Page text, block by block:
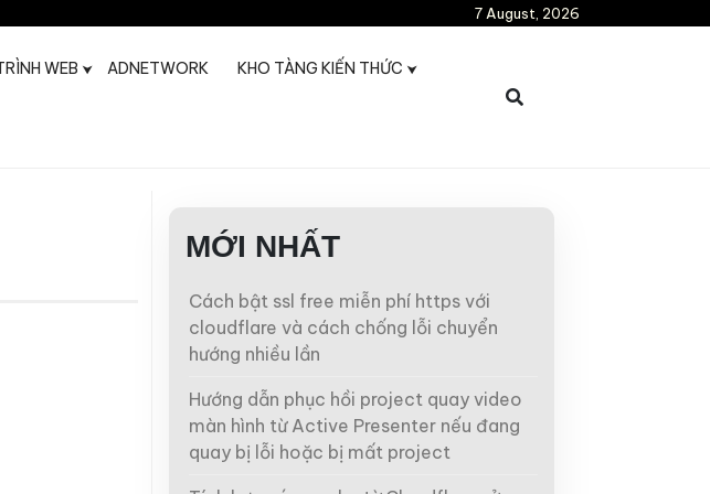
7 August, 2026
WEB ADNETWORK KHO TÀNG KIẾN THỨC
MỚI NHẤT
Cách bật ssl free miễn phí https với
cloudflare và cách chống lỗi chuyển
hướng nhiều lần
Hướng dẫn phục hồi project quay video
màn hình từ Active Presenter nếu đang
quay bị lỗi hoặc bị mất project